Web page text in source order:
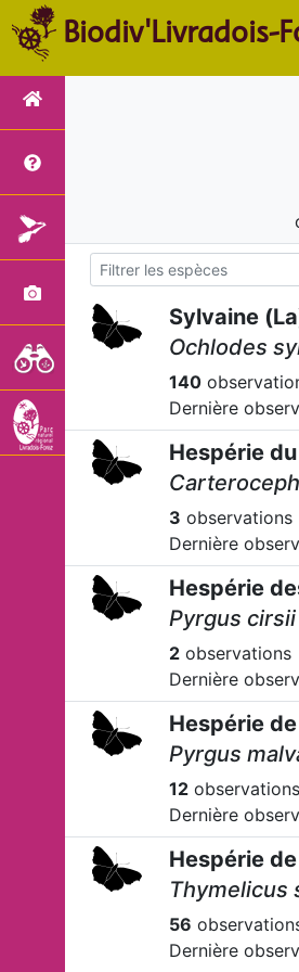
Biodiv'Livradois-
Sylvaine
Ochlodes
140
Dernière
Hespérie
3 observations
Dernière
Hespérie
Pyrgus cirsii
2 observations
Dernière
Hespérie de
Pyrgus
12 observations
Dernière
Hespérie
Thymelicus
56
Dernière